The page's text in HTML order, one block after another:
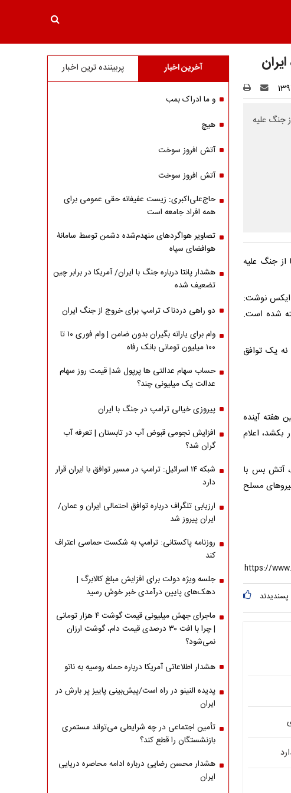
جنگ علیه
از جنگ علیه
ایکس نوشت:
شده است.
نه یک توافق
هفته آینده
اعلام
آتش بس با
مسلح
آخرین اخبار پربیننده ترین اخبار
و ما ادراک بمب
هیچ
آتش افروز سوخت
آتش افروز سوخت
حاج‌علی‌اکبری: زیست عفیفانه حقی عمومی برای
همه افراد جامعه است
تصاویر هواگردهای منهدم‌شده دشمن توسط سامانۀ
هوافضای سپاه
هشدار پانتا درباره جنگ با ایران/ آمریکا در برابر چین
تضعیف شده
دو راهی دردناک ترامپ برای خروج از جنگ ایران
وام برای یارانه بگیران بدون ضامن | وام فوری ۱۰ تا
۱۰۰ میلیون تومانی بانک رفاه
حساب سهام عدالتی ها پرپول شد| قیمت روز سهام
عدالت یک میلیونی چند؟
پیروزی خیالی ترامپ در جنگ با ایران
افزایش نجومی قبوض آب در تابستان | تعرفه آب
گران شد؟
شبکه ۱۴ اسرائیل: ترامپ در مسیر توافق با ایران قرار
دارد
ارزیابی تلگراف درباره توافق احتمالی ایران و عمان/
ایران پیروز شد
روزنامه پاکستانی: ترامپ به شکست حماسی اعتراف
کند
جلسه ویژه دولت برای افزایش مبلغ کالابرگ |
دهک‌های پایین درآمدی خبر خوش رسید
ماجرای جهش میلیونی قیمت گوشت ۴ هزار تومانی
| چرا با افت ۳۰ درصدی قیمت دام، گوشت ارزان
نمی‌شود؟
هشدار اطلاعاتی آمریکا درباره حمله روسیه به ناتو
پدیده النینو در راه است/پیش‌بینی پاییز پر بارش در
ایران
تأمین اجتماعی در چه شرایطی می‌تواند مستمری
بازنشستگان را قطع کند؟
هشدار محسن رضایی درباره ادامه محاصره دریایی
ایران